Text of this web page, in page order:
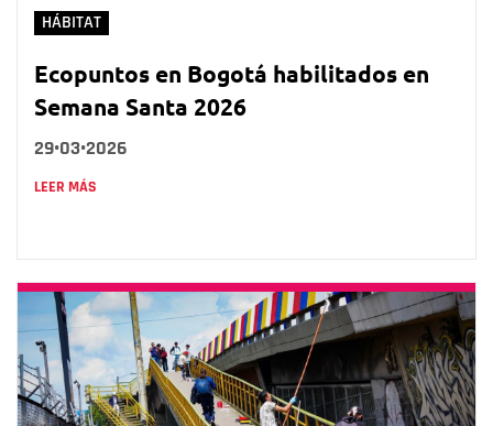
HÁBITAT
Ecopuntos en Bogotá habilitados en
Semana Santa 2026
29•03•2026
LEER MÁS